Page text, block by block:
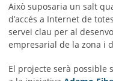
Això suposaria un salt
d’accés a Internet de
servei clau per al
empresarial de la zona i
El projecte serà possible